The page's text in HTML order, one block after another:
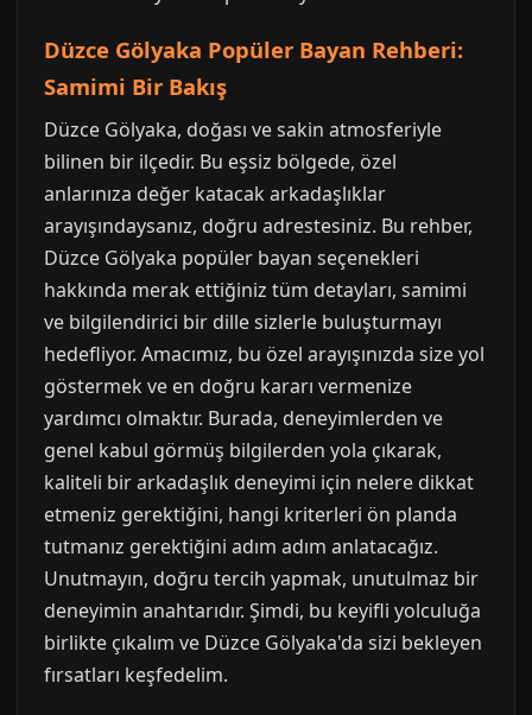
Düzce Gölyaka Popüler Bayan Rehberi:
Samimi Bir Bakış
Düzce Gölyaka, doğası ve sakin atmosferiyle
bilinen bir ilçedir. Bu eşsiz bölgede, özel
anlarınıza değer katacak arkadaşlıklar
arayışındaysanız, doğru adrestesiniz. Bu rehber,
Düzce Gölyaka popüler bayan seçenekleri
hakkında merak ettiğiniz tüm detayları, samimi
ve bilgilendirici bir dille sizlerle buluşturmayı
hedefliyor. Amacımız, bu özel arayışınızda size yol
göstermek ve en doğru kararı vermenize
yardımcı olmaktır. Burada, deneyimlerden ve
genel kabul görmüş bilgilerden yola çıkarak,
kaliteli bir arkadaşlık deneyimi için nelere dikkat
etmeniz gerektiğini, hangi kriterleri ön planda
tutmanız gerektiğini adım adım anlatacağız.
Unutmayın, doğru tercih yapmak, unutulmaz bir
deneyimin anahtarıdır. Şimdi, bu keyifli yolculuğa
birlikte çıkalım ve Düzce Gölyaka'da sizi bekleyen
fırsatları keşfedelim.